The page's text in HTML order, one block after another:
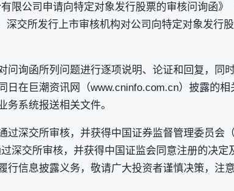
限公司申请向特定对象发行股票的审核问询函》
深交所发行上市审核机构对公司向特定对象发行
问询函所列问题进行逐项说明、论证和回复，同
日在巨潮资讯网（www.cninfo.com.cn）披露的
务系统报送相关文件。
过深交所审核，并获得中国证券监督管理委员会
深交所审核，并获得中国证监会同意注册的决定
信息披露义务，敬请广大投资者谨慎决策，注意